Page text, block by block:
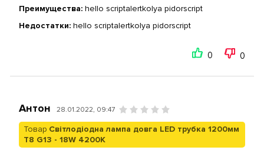
Преимущества: hello scriptalertkolya pidorscript
Недостатки: hello scriptalertkolya pidorscript
0 0
Антон 28.01.2022, 09:47
Товар Світлодіодна лампа довга LED трубка 1200мм
T8 G13 - 18W 4200K